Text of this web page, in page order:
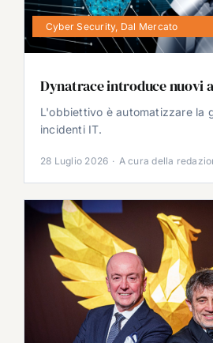
Cyber Security, Dal Mercato
Dynatrace introduce nuovi
L'obbiettivo è automatizzare la
incidenti IT.
28 Luglio 2026 · A cura della